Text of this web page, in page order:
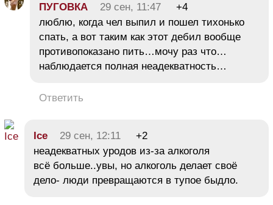
ПУГОВКА 29 сен, 11:47
+4
люблю, когда чел выпил и пошел тихонько
спать, а вот таким как этот дебил вообще
противопоказано пить…мочу раз что…
наблюдается полная неадекватность…
Ответить
Ice 29 сен, 12:11
+2
неадекватных уродов из-за алкоголя
всё больше..увы, но алкоголь делает своё
дело- люди превращаются в тупое быдло.